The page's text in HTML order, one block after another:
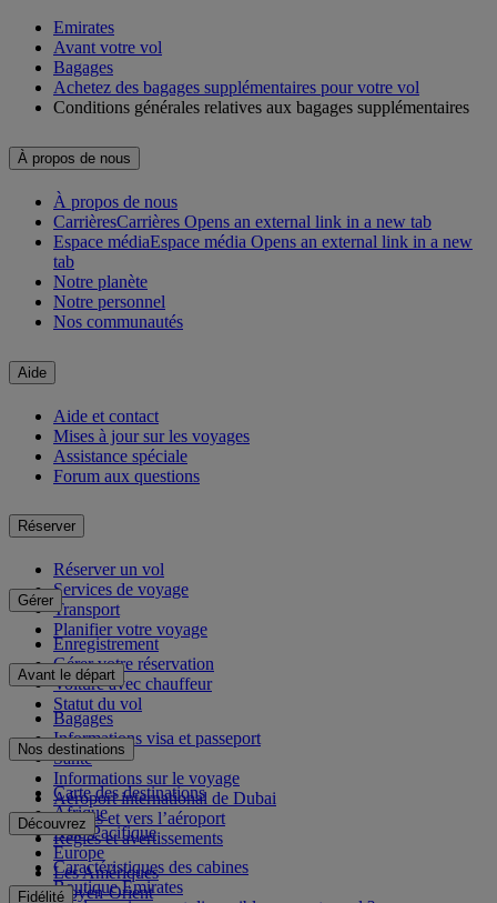
Emirates
Avant votre vol
Bagages
Achetez des bagages supplémentaires pour votre vol
Conditions générales relatives aux bagages supplémentaires
À propos de nous
À propos de nous
CarrièresCarrières Opens an external link in a new tab
Espace médiaEspace média Opens an external link in a new
tab
Notre planète
Notre personnel
Nos communautés
Aide
Aide et contact
Mises à jour sur les voyages
Assistance spéciale
Forum aux questions
Réserver
Réserver un vol
Services de voyage
Transport
Planifier votre voyage
Gérer
Enregistrement
Gérer votre réservation
Voiture avec chauffeur
Statut du vol
Avant le départ
Bagages
Informations visa et passeport
Santé
Informations sur le voyage
Aéroport international de Dubai
Depuis et vers l’aéroport
Règles et avertissements
Nos destinations
Carte des destinations
Afrique
Asie-Pacifique
Europe
Les Amériques
Moyen-Orient
Découvrez
Caractéristiques des cabines
Boutique Emirates
Fidélité